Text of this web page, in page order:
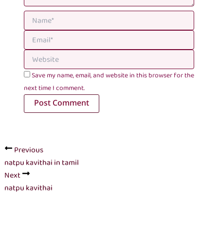
Save my name, email, and website in this browser for the
next time I comment.
Previous
natpu kavithai in tamil
Next
natpu kavithai